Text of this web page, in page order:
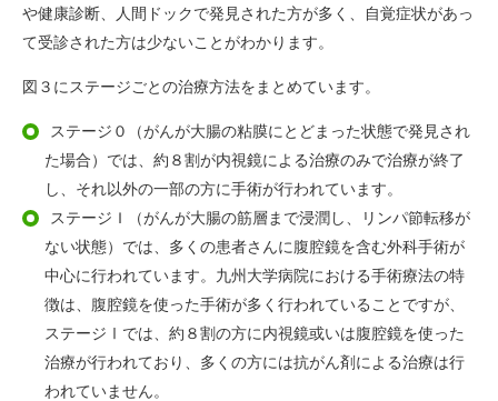
や健康診断、人間ドックで発見された方が多く、自覚症状があっ
て受診された方は少ないことがわかります。
図３にステージごとの治療方法をまとめています。
ステージ０（がんが大腸の粘膜にとどまった状態で発見され
た場合）では、約８割が内視鏡による治療のみで治療が終了
し、それ以外の一部の方に手術が行われています。
ステージＩ（がんが大腸の筋層まで浸潤し、リンパ節転移が
ない状態）では、多くの患者さんに腹腔鏡を含む外科手術が
中心に行われています。九州大学病院における手術療法の特
徴は、腹腔鏡を使った手術が多く行われていることですが、
ステージⅠでは、約８割の方に内視鏡或いは腹腔鏡を使った
治療が行われており、多くの方には抗がん剤による治療は行
われていません。